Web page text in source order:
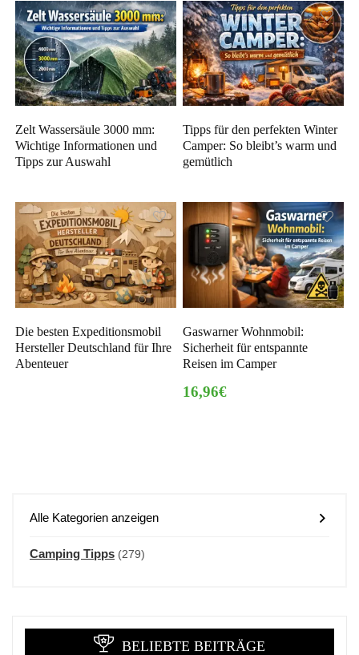
Zelt Wassersäule 3000 mm:
Wichtige Informationen und
Tipps zur Auswahl
Tipps für den perfekten Winter
Camper: So bleibt’s warm und
gemütlich
Die besten Expeditionsmobil
Hersteller Deutschland für Ihre
Abenteuer
Gaswarner Wohnmobil:
Sicherheit für entspannte
Reisen im Camper
16,96€
Alle Kategorien anzeigen
Camping Tipps (279)
BELIEBTE BEITRÄGE